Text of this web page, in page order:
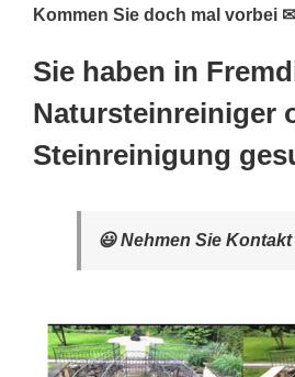
Kommen Sie doch mal vorbei
Sie haben in
Natursteinreiniger
Steinreinigung
😃 Nehmen Sie